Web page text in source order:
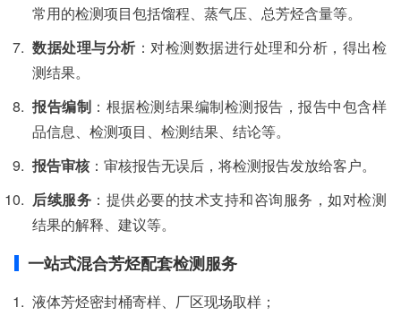
常用的检测项目包括馏程、蒸气压、总芳烃含量等。
数据处理与分析：对检测数据进行处理和分析，得出检
测结果。
报告编制 ：根据检测结果编制检测报告，报告中包含样
品信息、检测项目、检测结果、结论等。
报告审核：审核报告无误后，将检测报告发放给客户。
后续服务 ：提供必要的技术支持和咨询服务，如对检测
结果的解释、建议等。
一站式混合芳烃配套检测服务
液体芳烃密封桶寄样、厂区现场取样；